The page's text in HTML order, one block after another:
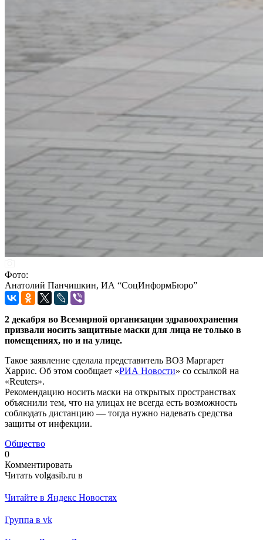
Фото:
Анатолий Панчишкин, ИА “СоцИнформБюро”
2 декабря во Всемирной организации здравоохранения
призвали носить защитные маски для лица не только в
помещениях, но и на улице.
Такое заявление сделала представитель ВОЗ Маргарет
Харрис. Об этом сообщает «РИА Новости» со ссылкой на
«Reuters».
Рекомендацию носить маски на открытых пространствах
объяснили тем, что на улицах не всегда есть возможность
соблюдать дистанцию — тогда нужно надевать средства
защиты от инфекции.
Общество
0
Комментировать
Читать volgasib.ru в
Читайте в Яндекс Новостях
Группа в vk